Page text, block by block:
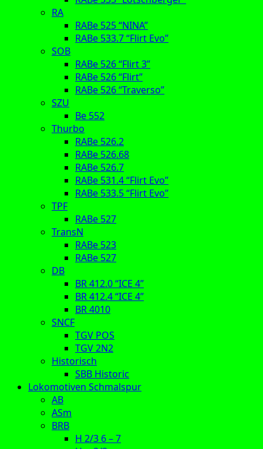
RA
RABe 525 “NINA”
RABe 533.7 “Flirt Evo”
SOB
RABe 526 “Flirt 3”
RABe 526 “Flirt”
RABe 526 “Traverso”
SZU
Be 552
Thurbo
RABe 526.2
RABe 526.68
RABe 526.7
RABe 531.4 “Flirt Evo”
RABe 533.5 “Flirt Evo”
TPF
RABe 527
TransN
RABe 523
RABe 527
DB
BR 412.0 “ICE 4”
BR 412.4 “ICE 4”
BR 4010
SNCF
TGV POS
TGV 2N2
Historisch
SBB Historic
Lokomotiven Schmalspur
AB
ASm
BRB
H 2/3 6 – 7